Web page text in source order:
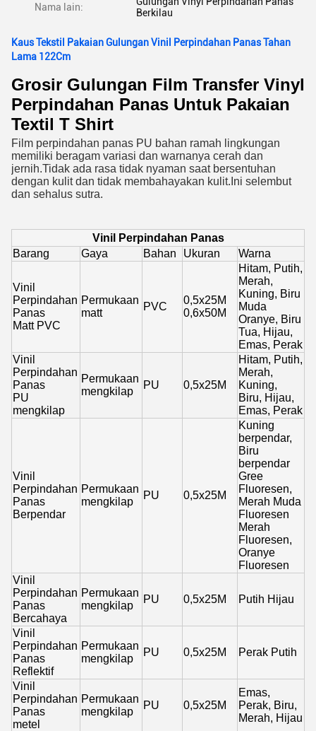
Nama lain:
Berkilau
Kaus Tekstil Pakaian Gulungan Vinil Perpindahan Panas Tahan
Lama 122Cm
Grosir Gulungan Film Transfer Vinyl
Perpindahan Panas Untuk Pakaian
Textil T Shirt
Film perpindahan panas PU bahan ramah lingkungan
memiliki beragam variasi dan warnanya cerah dan
jernih.Tidak ada rasa tidak nyaman saat bersentuhan
dengan kulit dan tidak membahayakan kulit.Ini selembut
dan sehalus sutra.
Vinil Perpindahan Panas
Barang
Gaya Bahan Ukuran Warna
Vinil
Perpindahan
Panas
Matt PVC
Permukaan
matt
PVC
0,5x25M
0,6x50M
Hitam, Putih,
Merah,
Kuning, Biru
Muda
Oranye, Biru
Tua, Hijau,
Emas, Perak
Vinil
Perpindahan
Panas
PU
mengkilap
Permukaan
mengkilap
PU 0,5x25M
Hitam, Putih,
Merah,
Kuning,
Biru, Hijau,
Emas, Perak
Vinil
Perpindahan
Panas
Berpendar
Permukaan
mengkilap
PU 0,5x25M
Kuning
berpendar,
Biru
berpendar
Gree
Fluoresen,
Merah Muda
Fluoresen
Merah
Fluoresen,
Oranye
Fluoresen
Vinil
Perpindahan
Panas
Bercahaya
Permukaan
mengkilap
PU 0,5x25M Putih Hijau
Vinil
Perpindahan
Panas
Reflektif
Permukaan
mengkilap
PU 0,5x25M Perak Putih
Vinil
Perpindahan
Panas
metel
Permukaan
mengkilap
PU 0,5x25M
Emas,
Perak, Biru,
Merah, Hijau